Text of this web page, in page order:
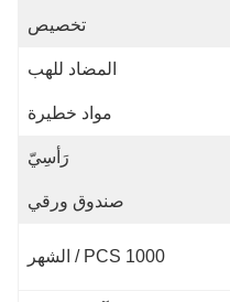
تخصيص
المضاد للهب
مواد خطيرة
رَأسِيّ
صندوق ورقي
1000 PCS / الشهر